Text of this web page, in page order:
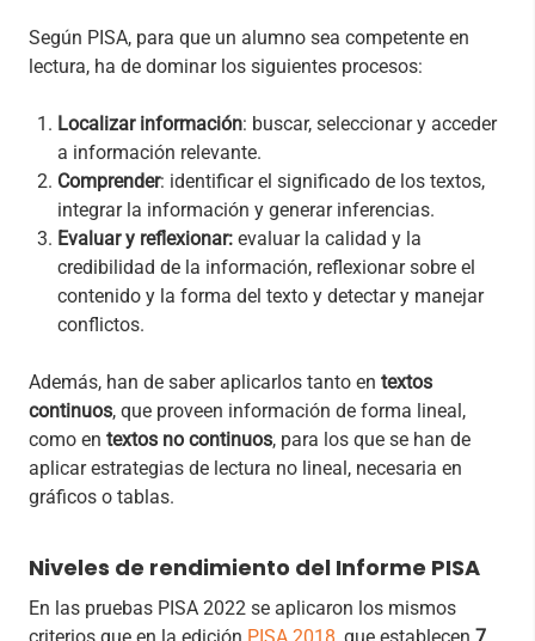
Según PISA, para que un alumno sea competente en
lectura, ha de dominar los siguientes procesos:
Localizar información: buscar, seleccionar y acceder
a información relevante.
Comprender: identificar el significado de los textos,
integrar la información y generar inferencias.
Evaluar y reflexionar: evaluar la calidad y la
credibilidad de la información, reflexionar sobre el
contenido y la forma del texto y detectar y manejar
conflictos.
Además, han de saber aplicarlos tanto en textos
continuos, que proveen información de forma lineal,
como en textos no continuos, para los que se han de
aplicar estrategias de lectura no lineal, necesaria en
gráficos o tablas.
Niveles de rendimiento del Informe PISA
En las pruebas PISA 2022 se aplicaron los mismos
criterios que en la edición PISA 2018 , que establecen 7